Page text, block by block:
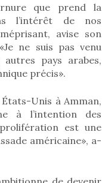
que prend la
l’intérêt de nos
avise son
ne suis pas venu
pays arabes,
précis».
Unis à Amman,
à l’intention des
est une
américaine», a-